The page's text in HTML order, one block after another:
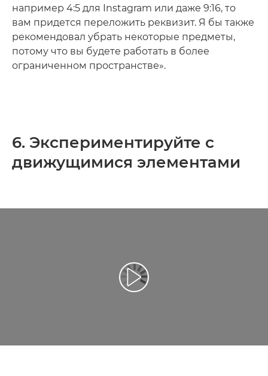
например 4:5 для Instagram или даже 9:16, то
вам придется переложить реквизит. Я бы также
рекомендовал убрать некоторые предметы,
потому что вы будете работать в более
ограниченном пространстве».
6. Экспериментируйте с
движущимися элементами
Воспроизведение видео